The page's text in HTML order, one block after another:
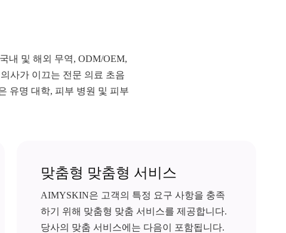
내 및 해외 무역, ODM/OEM,
사가 이끄는 전문 의료 초음
유명 대학, 피부 병원 및 피부
맞춤형 맞춤형 서비스
AIMYSKIN은 고객의 특정 요구 사항을 충족
하기 위해 맞춤형 맞춤 서비스를 제공합니다.
당사의 맞춤 서비스에는 다음이 포함됩니다.